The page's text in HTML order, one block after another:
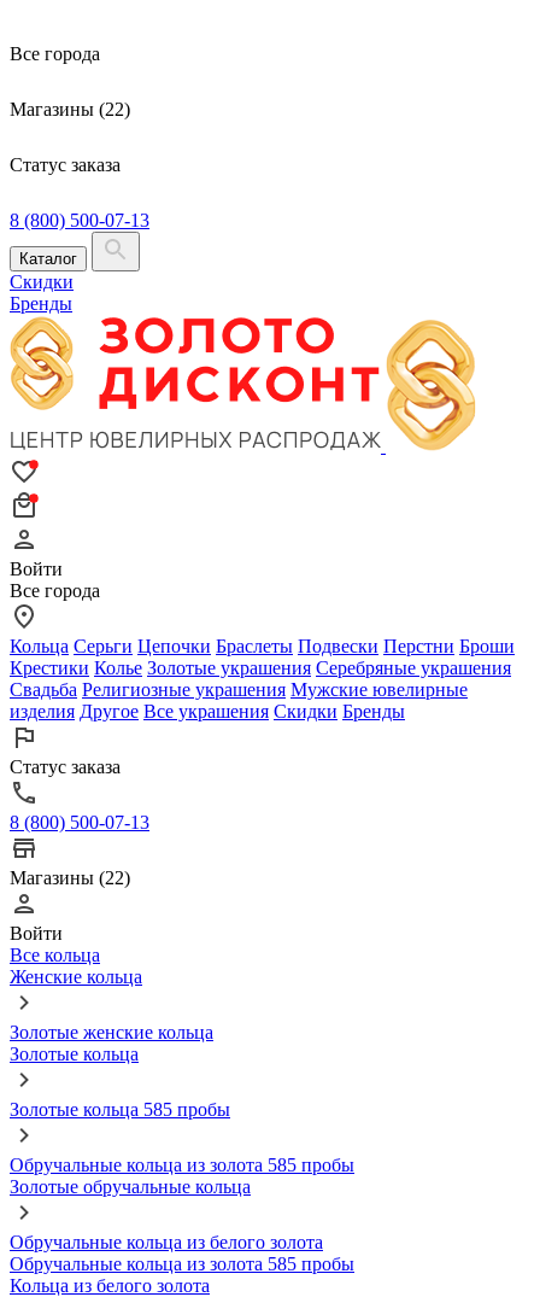
Все города
Магазины (22)
Статус заказа
8 (800) 500-07-13
Каталог
Скидки
Бренды
Войти
Все города
Кольца Серьги Цепочки Браслеты Подвески Перстни Броши
Крестики Колье Золотые украшения Серебряные украшения
Свадьба Религиозные украшения Мужские ювелирные
изделия Другое Все украшения Скидки Бренды
Статус заказа
8 (800) 500-07-13
Магазины (22)
Войти
Все кольца
Женские кольца
Золотые женские кольца
Золотые кольца
Золотые кольца 585 пробы
Обручальные кольца из золота 585 пробы
Золотые обручальные кольца
Обручальные кольца из белого золота
Обручальные кольца из золота 585 пробы
Кольца из белого золота